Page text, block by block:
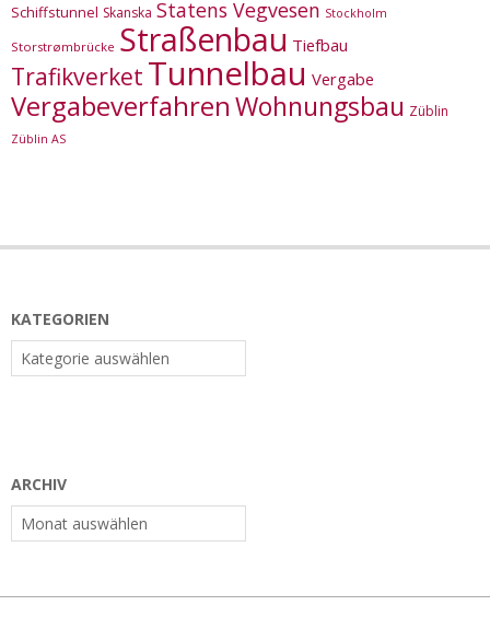
Schiffstunnel Skanska Statens Vegvesen Stockholm
Storstrømbrücke Straßenbau Tiefbau
Trafikverket Tunnelbau Vergabe
VergabeverfahrenWohnungsbau Züblin
Züblin AS
KATEGORIEN
Kategorien
ARCHIV
Archiv